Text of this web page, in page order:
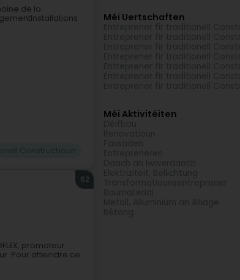
de la
62
promoteur
Pour atteindre ce
Méi Uertschaften
Méi Aktivitéiten